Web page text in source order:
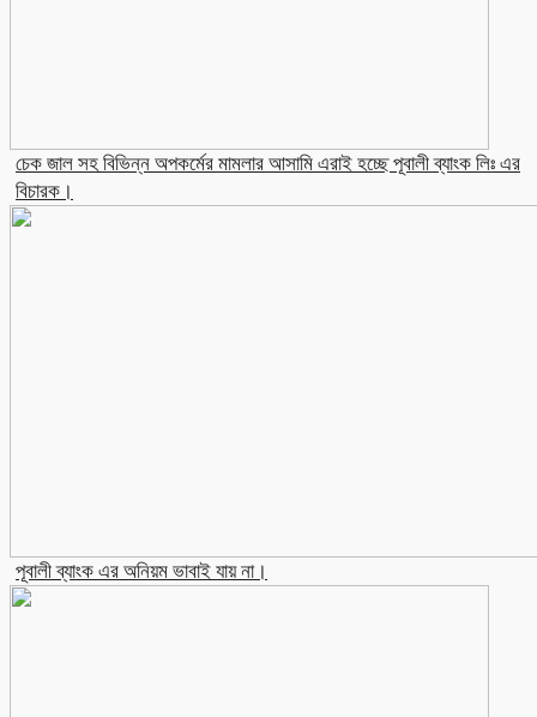
চেক জাল সহ বিভিন্ন অপকর্মের মামলার আসামি এরাই হচ্ছে পূবালী ব্যাংক লিঃ এর
বিচারক।
পূবালী ব্যাংক এর অনিয়ম ভাবাই যায় না।